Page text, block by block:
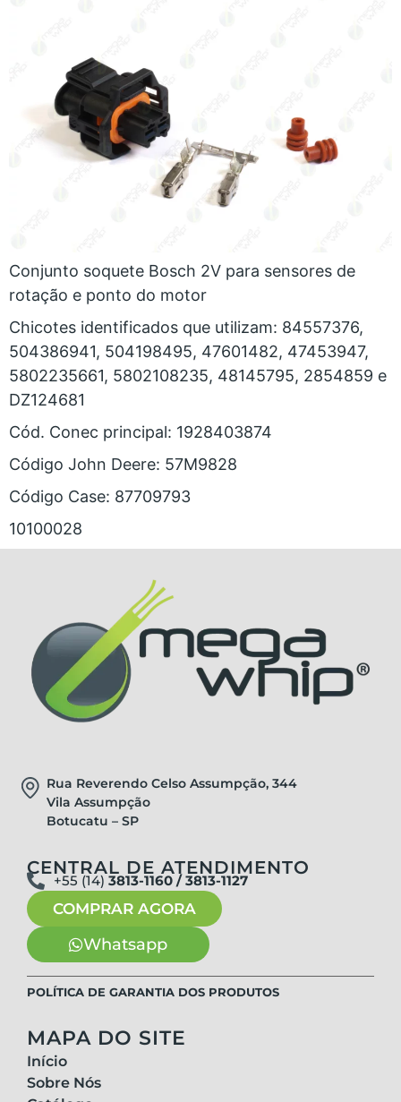
Conjunto soquete Bosch 2V para sensores de
rotação e ponto do motor
Chicotes identificados que utilizam: 84557376,
504386941, 504198495, 47601482, 47453947,
5802235661, 5802108235, 48145795, 2854859 e
DZ124681
Cód. Conec principal: 1928403874
Código John Deere: 57M9828
Código Case: 87709793
10100028
Rua Reverendo Celso Assumpção, 344
Vila Assumpção
Botucatu – SP
CENTRAL DE ATENDIMENTO
+55 (14) 3813-1160 / 3813-1127
COMPRAR AGORA
Whatsapp
POLÍTICA DE GARANTIA DOS PRODUTOS
MAPA DO SITE
Início
Sobre Nós